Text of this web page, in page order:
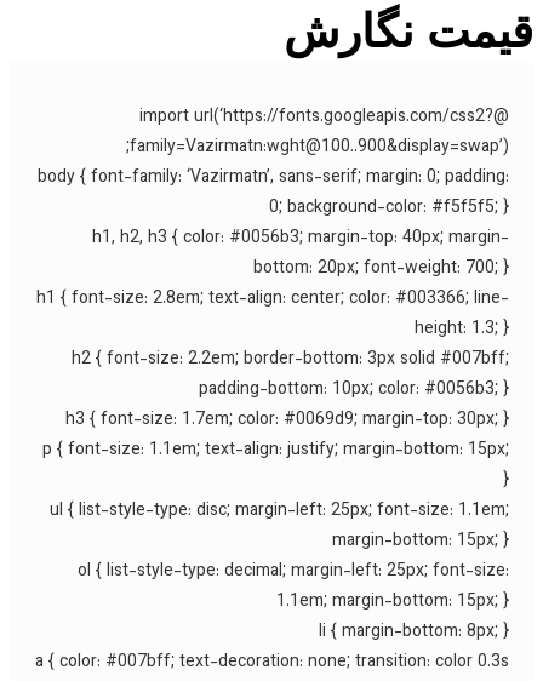
نگارش
@import url(‘https://fonts.googleapis.com/css2?
body { font-family: ‘Vazirmatn’, sans-serif; margin: 0;
0; background-color: #f5f5f5;
h1, h2, h3 { color: #0056b3; margin-top: 40px;
bottom: 20px; font-weight: 700;
h1 { font-size: 2.8em; text-align: center; color: #003366;
height: 1.3;
h2 { font-size: 2.2em; border-bottom: 3px solid
padding-bottom: 10px; color: #0056b3;
h3 { font-size: 1.7em; color: #0069d9; margin-top: 30px;
p { font-size: 1.1em; text-align: justify; margin-bottom:
ul { list-style-type: disc; margin-left: 25px; font-size:
margin-bottom: 15px;
ol { list-style-type: decimal; margin-left: 25px; font-
1.1em; margin-bottom: 15px;
li { margin-bottom: 8px;
a { color: #007bff; text-decoration: none; transition: color